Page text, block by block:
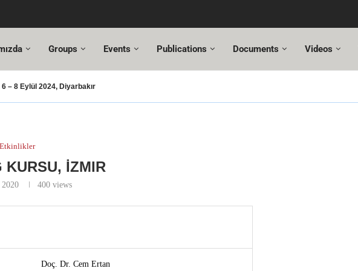
Groups Events Publications Documents Videos
– 8 Eylül 2024, Diyarbakır
Etkinlikler
KURSU, İZMIR
2020 400 views
Doç. Dr. Cem Ertan